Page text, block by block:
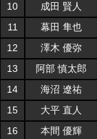
10
成田 賢人
11
幕田 隼也
12
澤木 優弥
13
阿部 慎太郎
14
海沼 遼祐
15
大平 直人
16
本間 優輝